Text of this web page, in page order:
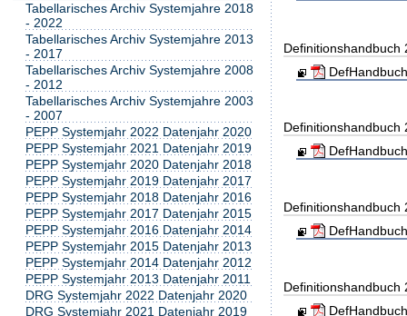
Definitionshandbuch
Definitionshandbuch
Definitionshandbuch
Definitionshandbuch
Tabellarisches Archiv Systemjahre 2018
- 2022
Tabellarisches Archiv Systemjahre 2013
- 2017
Tabellarisches Archiv Systemjahre 2008
- 2012
Tabellarisches Archiv Systemjahre 2003
- 2007
PEPP Systemjahr 2022 Datenjahr 2020
PEPP Systemjahr 2021 Datenjahr 2019
PEPP Systemjahr 2020 Datenjahr 2018
PEPP Systemjahr 2019 Datenjahr 2017
PEPP Systemjahr 2018 Datenjahr 2016
PEPP Systemjahr 2017 Datenjahr 2015
PEPP Systemjahr 2016 Datenjahr 2014
PEPP Systemjahr 2015 Datenjahr 2013
PEPP Systemjahr 2014 Datenjahr 2012
PEPP Systemjahr 2013 Datenjahr 2011
DRG Systemjahr 2022 Datenjahr 2020
DRG Systemjahr 2021 Datenjahr 2019